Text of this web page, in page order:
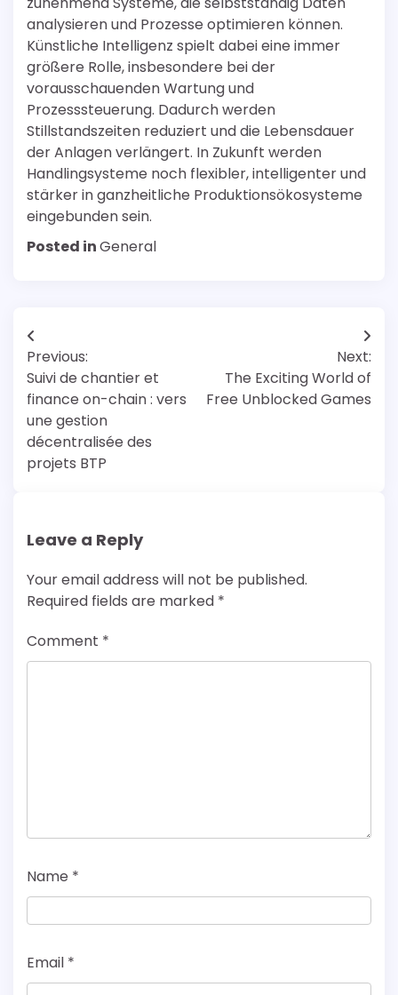
analysieren und Prozesse optimieren können.
Künstliche Intelligenz spielt dabei eine immer
größere Rolle, insbesondere bei der
vorausschauenden Wartung und
Prozesssteuerung. Dadurch werden
Stillstandszeiten reduziert und die Lebensdauer
der Anlagen verlängert. In Zukunft werden
Handlingsysteme noch flexibler, intelligenter und
stärker in ganzheitliche Produktionsökosysteme
eingebunden sein.
Posted inGeneral
Post
navigation
Previous:
Suivi de chantier et
finance on-chain : vers
une gestion
décentralisée des
projets BTP
Next:
The Exciting World of
Free Unblocked Games
Leave a Reply
Your email address will not be published.
Required fields are marked *
Comment *
Name *
Email *